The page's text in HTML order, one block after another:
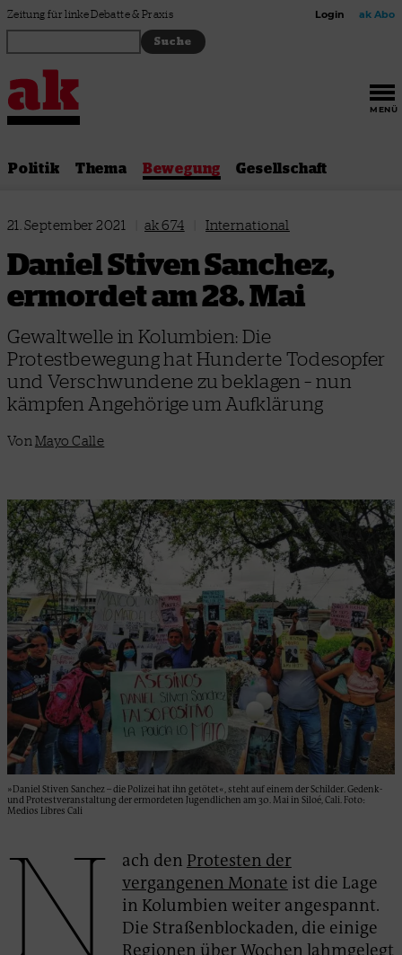
Zum Inhalt springen
Zeitung für linke Debatte & Praxis Login ak Abo
MENÜ
Politik Thema Bewegung Gesellschaft
21. September 2021 ak 674 International
Daniel Stiven Sanchez,
ermordet am 28. Mai
Gewaltwelle in Kolumbien: Die
Protestbewegung hat Hunderte Todesopfer
und Verschwundene zu beklagen – nun
kämpfen Angehörige um Aufklärung
Von Mayo Calle
»Daniel Stiven Sanchez – die Polizei hat ihn getötet«, steht auf einem der Schilder. Gedenk-
und Protestveranstaltung der ermordeten Jugendlichen am 30. Mai in Siloé, Cali. Foto:
Medios Libres Cali
N ach den Protesten der
vergangenen Monate ist die Lage
in Kolumbien weiter angespannt.
Die Straßenblockaden, die einige
Regionen über Wochen lahmgelegt